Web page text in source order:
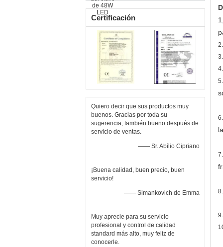
Certificación
Quiero decir que sus productos muy
buenos. Gracias por toda su
sugerencia, también bueno después de
servicio de ventas.
—— Sr. Abílio Cipriano
¡Buena calidad, buen precio, buen
servicio!
—— Simankovich de Emma
Muy aprecie para su servicio
profesional y control de calidad
standard más alto, muy feliz de
conocerle.
5.
6.
7.
8.